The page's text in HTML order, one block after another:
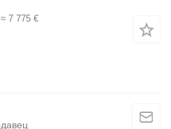
≈ 7 775 €